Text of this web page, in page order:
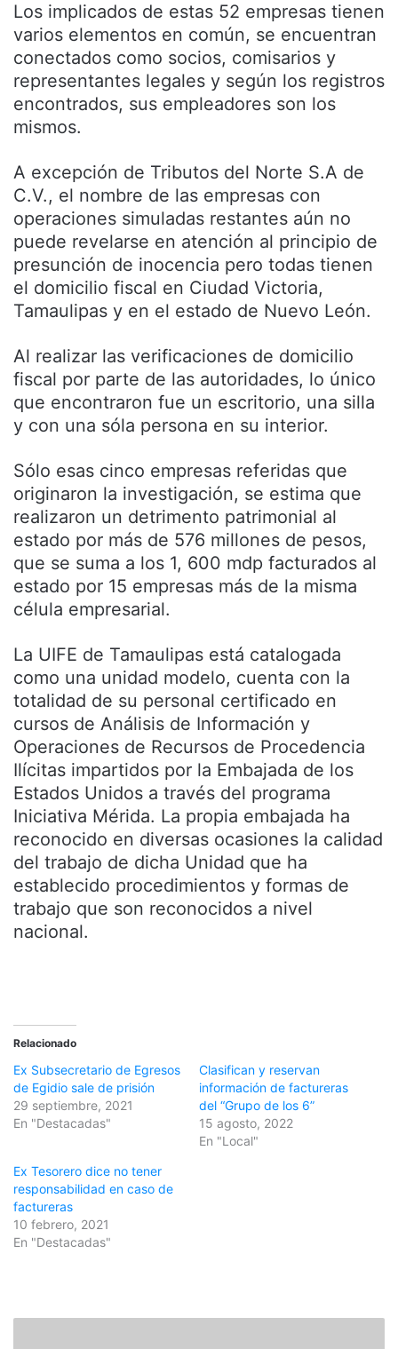
Los implicados de estas 52 empresas tienen
varios elementos en común, se encuentran
conectados como socios, comisarios y
representantes legales y según los registros
encontrados, sus empleadores son los
mismos.
A excepción de Tributos del Norte S.A de
C.V., el nombre de las empresas con
operaciones simuladas restantes aún no
puede revelarse en atención al principio de
presunción de inocencia pero todas tienen
el domicilio fiscal en Ciudad Victoria,
Tamaulipas y en el estado de Nuevo León.
Al realizar las verificaciones de domicilio
fiscal por parte de las autoridades, lo único
que encontraron fue un escritorio, una silla
y con una sóla persona en su interior.
Sólo esas cinco empresas referidas que
originaron la investigación, se estima que
realizaron un detrimento patrimonial al
estado por más de 576 millones de pesos,
que se suma a los 1, 600 mdp facturados al
estado por 15 empresas más de la misma
célula empresarial.
La UIFE de Tamaulipas está catalogada
como una unidad modelo, cuenta con la
totalidad de su personal certificado en
cursos de Análisis de Información y
Operaciones de Recursos de Procedencia
Ilícitas impartidos por la Embajada de los
Estados Unidos a través del programa
Iniciativa Mérida. La propia embajada ha
reconocido en diversas ocasiones la calidad
del trabajo de dicha Unidad que ha
establecido procedimientos y formas de
trabajo que son reconocidos a nivel
nacional.
Relacionado
Ex Subsecretario de Egresos
de Egidio sale de prisión
29 septiembre, 2021
En "Destacadas"
Clasifican y reservan
información de factureras
del “Grupo de los 6”
15 agosto, 2022
En "Local"
Ex Tesorero dice no tener
responsabilidad en caso de
factureras
10 febrero, 2021
En "Destacadas"